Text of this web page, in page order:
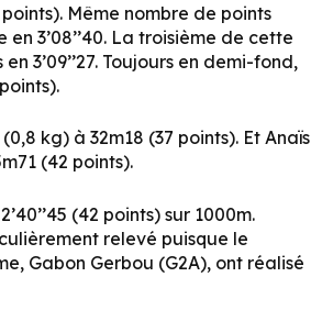
Même nombre de points
3’08’’40. La troisième de cette
3’09’’27. Toujours en demi-fond,
kg) à 32m18 (37 points). Et Anaïs
(42 points).
(42 points) sur 1000m.
relevé puisque le
Gabon Gerbou (G2A), ont réalisé